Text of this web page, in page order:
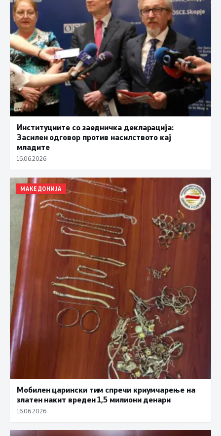
Институциите со заедничка декларација:
Засилен одговор против насилството кај
младите
16.06.2026
МАКЕДОНИЈА
Мобилен царински тим спречи криумчарење на
златен накит вреден 1,5 милиони денари
16.06.2026